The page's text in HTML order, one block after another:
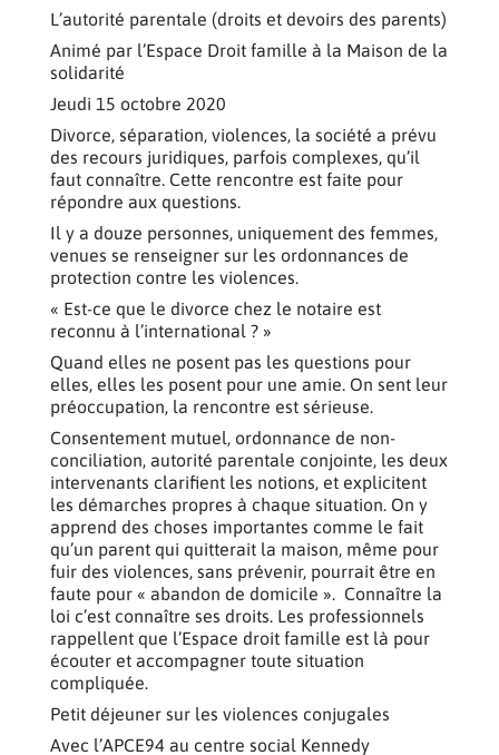
L’autorité parentale (droits et devoirs des parents)
Animé par l’Espace Droit famille à la Maison de la
solidarité
Jeudi 15 octobre 2020
Divorce, séparation, violences, la société a prévu
des recours juridiques, parfois complexes, qu’il
faut connaître. Cette rencontre est faite pour
répondre aux questions.
Il y a douze personnes, uniquement des femmes,
venues se renseigner sur les ordonnances de
protection contre les violences.
« Est-ce que le divorce chez le notaire est
reconnu à l’international ? »
Quand elles ne posent pas les questions pour
elles, elles les posent pour une amie. On sent leur
préoccupation, la rencontre est sérieuse.
Consentement mutuel, ordonnance de non-
conciliation, autorité parentale conjointe, les deux
intervenants clarifient les notions, et explicitent
les démarches propres à chaque situation. On y
apprend des choses importantes comme le fait
qu’un parent qui quitterait la maison, même pour
fuir des violences, sans prévenir, pourrait être en
faute pour « abandon de domicile ». Connaître la
loi c’est connaître ses droits. Les professionnels
rappellent que l’Espace droit famille est là pour
écouter et accompagner toute situation
compliquée.
Petit déjeuner sur les violences conjugales
Avec l’APCE94 au centre social Kennedy